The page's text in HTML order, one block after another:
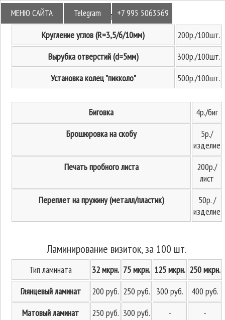
МЕНЮ САЙТА Telegram +7 995 5063569
Постпечатные работы
Кругление углов (R=3,5/6/10мм)
200р./100шт.
Вырубка отверстий (d=5мм)
300р./100шт.
Установка колец "пикколо"
500р./100шт.
Биговка
4р./биг
Брошюровка на скобу
5р./
изделие
Печать пробного листа
200р./
лист
Переплет на пружину (металл/пластик)
50р. /
изделие
Ламинирование визиток, за 100 шт.
Тип ламината 32 мкрн. 75 мкрн. 125 мкрн. 250 мкрн.
Глянцевый ламинат
200 руб. 250 руб. 300 руб.
400 руб.
Матовый ламинат
250 руб. 300 руб. - -